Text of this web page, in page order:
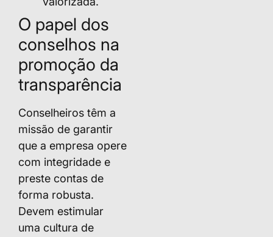
O papel dos
conselhos na
promoção da
transparência
Conselheiros têm a
missão de garantir
que a empresa opere
com integridade e
preste contas de
forma robusta.
Devem estimular
uma cultura de